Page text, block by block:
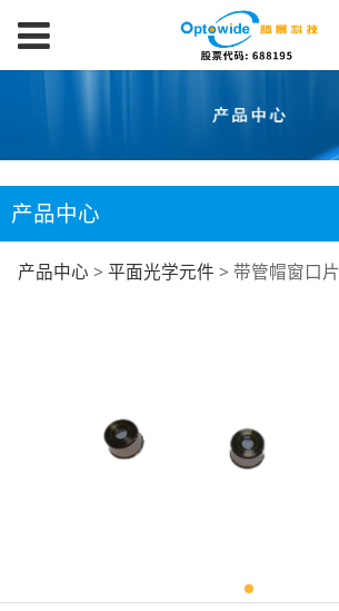
产品中心
带管帽窗口片
产品中心 > 平面光学元件 > 带管帽窗口片